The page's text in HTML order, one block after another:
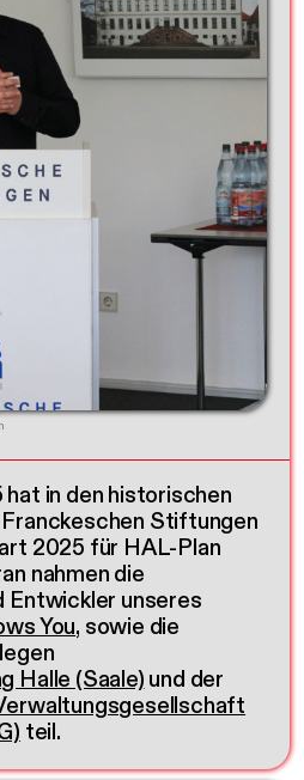
hat in den historischen
Stiftungen
2025 für HAL-Plan
nahmen die
Entwickler unseres
You, sowie die
Halle (Saale)und der
teil.